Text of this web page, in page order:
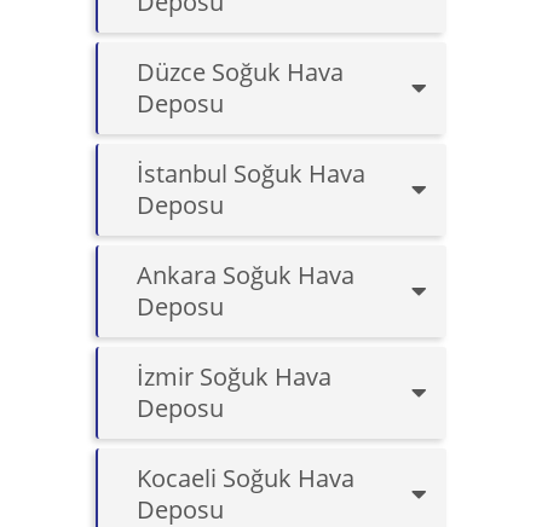
Düzce Soğuk Hava
Deposu
İstanbul Soğuk Hava
Deposu
Ankara Soğuk Hava
Deposu
İzmir Soğuk Hava
Deposu
Kocaeli Soğuk Hava
Deposu